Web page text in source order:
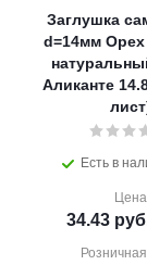
Заглушка
d=14мм
Аликанте
Есть в
Цена
34.43